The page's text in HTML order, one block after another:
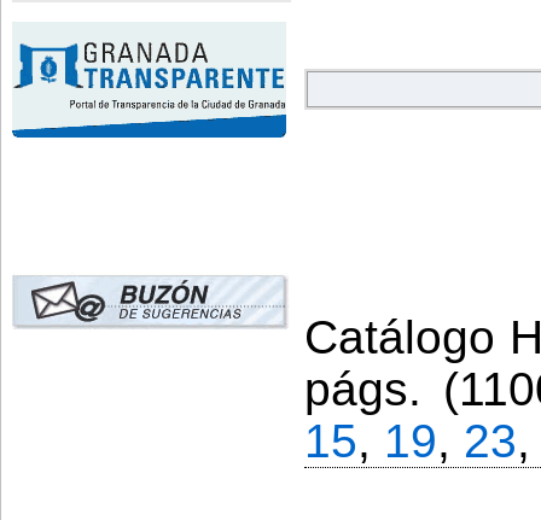
Catálogo
págs.
15, 19, 23